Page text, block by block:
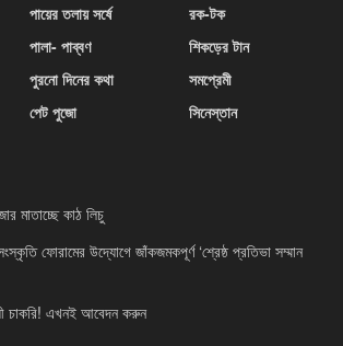
পায়ের তলায় সর্ষে
পালা- পাব্বণ
পুরনো দিনের কথা
পেট পুজো
রক-টক
শিকড়ের টান
সমপ্রেমী
সিনেস্তান
মাতাচ্ছে কাঠ লিচু
ফোরামের উদ্যোগে জাঁকজমকপূর্ণ ‘শ্রেষ্ঠ প্রতিভা সম্মান
চাকরি! এখনই আবেদন করুন